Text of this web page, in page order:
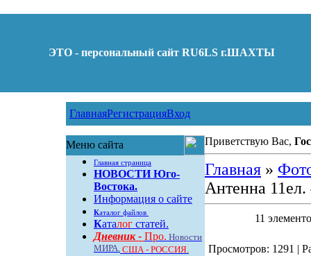
ЭТО - персональный сайт RU6LS г.ШАХТЫ
ГлавнаяРегистрацияВход
Меню сайта
Главная страница
НОВОСТИ Юго-
Востока.
Информация о сайте
Каталог файлов
Каталогстатей.
Дневник - Про. Новости
МИРА.США - РОССИЯ.
Приветствую Вас,
Главная»
Антенна
11
Просмотров: 1291 |